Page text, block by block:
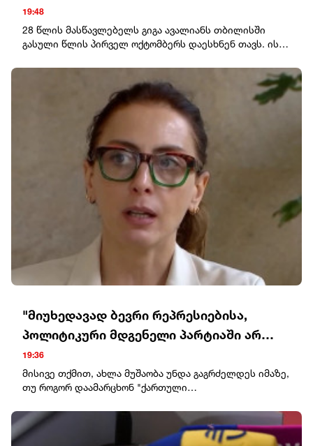
დააკავეს
19:48
28 წლის მასწავლებელს გიგა ავალიანს თბილისში
გასული წლის პირველ ოქტომბერს დაესხნენ თავს. ის
ავალიანის მკვლელობის საქმეზე რამდენიმე პირის
მიმართ განაჩენი უკვე გამოტანილია.
"მიუხედავად ბევრი რეპრესიებისა,
პოლიტიკური მდგენელი პარტიაში არ
მოშლილა და არც არავინ აპირებს, რომ
ეს მოიშალოს"
19:36
მისივე თქმით, ახლა მუშაობა უნდა გაგრძელდეს იმაზე,
თუ როგორ დაამარცხონ "ქართული
პოლიტიკური მდგენელი პარტიაში არ მოშლილა და არც
არავინ აპირებს, რომ ეს მოიშალოს. რაც შეეხება
მმართველობის სტრუქტურას, გაუქმდა თავმჯდომარის,